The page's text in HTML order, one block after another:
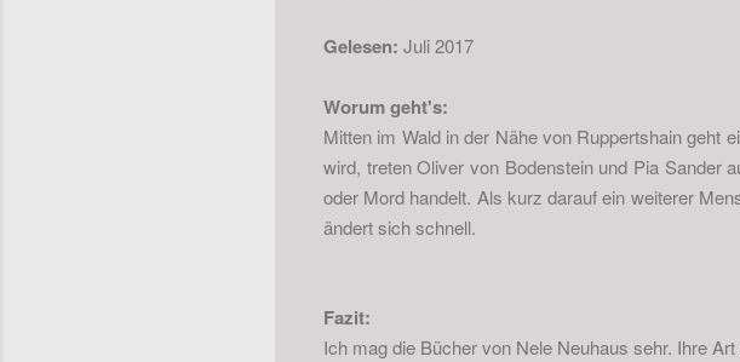
Gelesen: Juli 2017
Worum geht's:
Mitten im Wald in der Nähe von Ruppertshain geht
wird, treten Oliver von Bodenstein und Pia Sander
oder Mord handelt. Als kurz darauf ein weiterer
ändert sich schnell.
Fazit:
Ich mag die Bücher von Nele Neuhaus sehr. Ihre